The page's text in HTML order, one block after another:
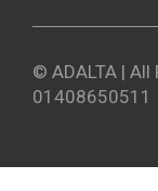
© ADALTA | All
01408650511